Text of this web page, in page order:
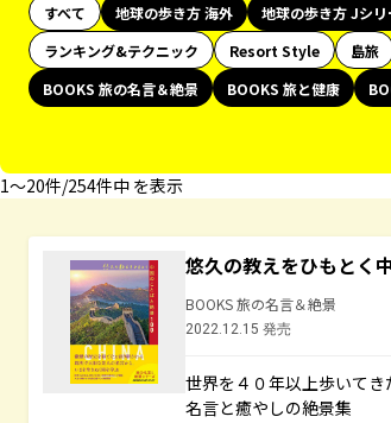
すべて 地球の歩き方 海外 地球の歩き方 Jシリ
ランキング&テクニック
Resort Style 島旅
BOOKS 旅の名言＆絶景
BOOKS 旅と健康
1〜20件/254件中 を表示
悠久の教えをひもとく
BOOKS 旅の名言＆絶景
2022.12.15 発売
世界を４０年以上歩いて
名言と癒やしの絶景集